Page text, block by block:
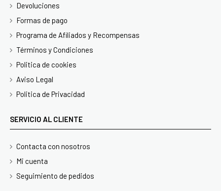
Devoluciones
Formas de pago
Programa de Afiliados y Recompensas
Términos y Condiciones
Politica de cookies
Aviso Legal
Politica de Privacidad
SERVICIO AL CLIENTE
Contacta con nosotros
Mi cuenta
Seguimiento de pedidos